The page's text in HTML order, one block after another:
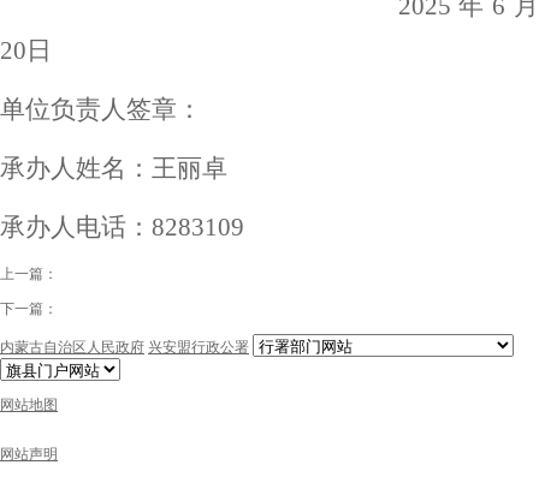
2025 年 6 月
20 日
单位负责人签章：
承办人姓名： 王丽卓
承办人电话： 8283109
上一篇：
下一篇：
内蒙古自治区人民政府 兴安盟行政公署
网站地图
网站声明